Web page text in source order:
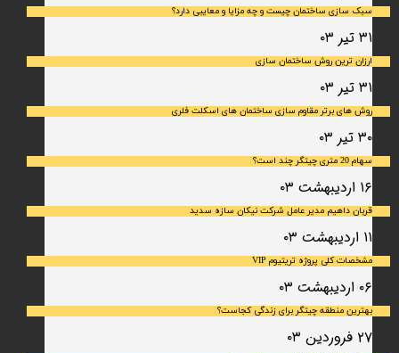
سبک سازی ساختمان چیست و چه مزایا و معایبی دارد؟
۳۱ تیر ۰۳
ارزان ترین روش ساختمان سازی
۳۱ تیر ۰۳
روش های برتر مقاوم سازی ساختمان های اسکلت فلری
۳۰ تیر ۰۳
سهام 20 متری چیتگر چند است؟
۱۶ اردیبهشت ۰۳
قربان داهیم مدیر عامل شرکت نیکان سازه سدید
۱۱ اردیبهشت ۰۳
مشخصات کلی پروژه تریتیوم VIP
۰۶ اردیبهشت ۰۳
بهترین منطقه چیتگر برای زندگی کجاست؟
۲۷ فروردین ۰۳